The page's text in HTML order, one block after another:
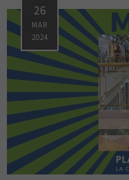
26
MAR
2024